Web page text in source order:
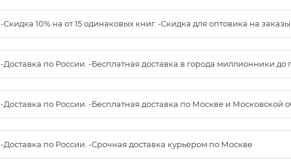
-Скидка 10% на от 15 одинаковых книг. -Скидка для оптовика на
-Доставка по России. -Бесплатная доставка в города миллионники до
-Доставка по России. -Бесплатная доставка по Москве и Московской
-Доставка по России. -Срочная доставка курьером по Москве